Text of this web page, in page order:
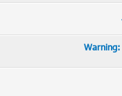
92 رأی - میانگین امتیازات: 2.88 از 5